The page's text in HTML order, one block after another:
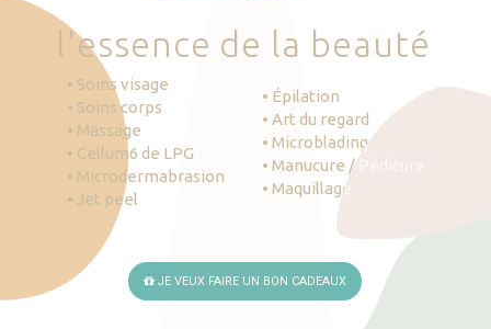
'essence de la beauté
• Soins visage
• Soins corps
• Massage
• Cellum6 de LPG
• Microdermabrasion
• Jet peel
• Épilation
• Art du regard
• Microblading
• Manucure / Pédicure
• Maquillage
JE VEUX FAIRE UN BON CADEAUX